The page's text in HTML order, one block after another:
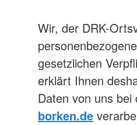
Wir, der DRK-
gesetzlichen
erklärt Ihnen
Daten von uns
borken.de